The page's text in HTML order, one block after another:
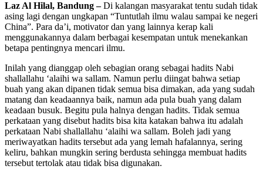
Laz Al Hilal, Bandung –Di kalangan masyarakat tentu sudah tidak
asing lagi dengan ungkapan “Tuntutlah ilmu walau sampai ke negeri
China”. Para da’i, motivator dan yang lainnya kerap kali
menggunakannya dalam berbagai kesempatan untuk menekankan
betapa pentingnya mencari ilmu.
Inilah yang dianggap oleh sebagian orang sebagai hadits Nabi
shallallahu ‘alaihi wa sallam. Namun perlu diingat bahwa setiap
buah yang akan dipanen tidak semua bisa dimakan, ada yang sudah
matang dan keadaannya baik, namun ada pula buah yang dalam
keadaan busuk. Begitu pula halnya dengan hadits. Tidak semua
perkataan yang disebut hadits bisa kita katakan bahwa itu adalah
perkataan Nabi shallallahu ‘alaihi wa sallam. Boleh jadi yang
meriwayatkan hadits tersebut ada yang lemah hafalannya, sering
keliru, bahkan mungkin sering berdusta sehingga membuat hadits
tersebut tertolak atau tidak bisa digunakan.